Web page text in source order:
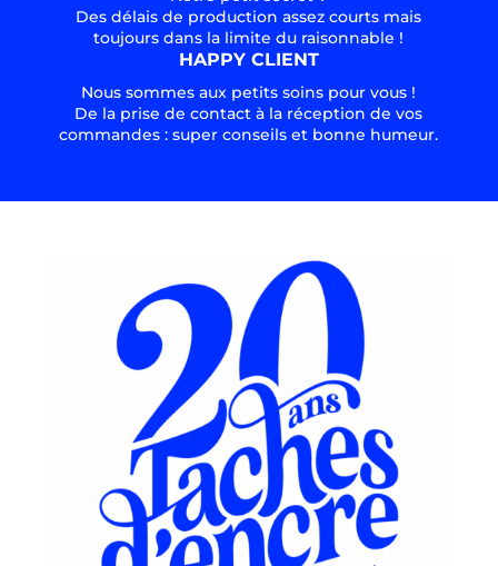
Des délais de production assez courts mais
toujours dans la limite du raisonnable !
HAPPY CLIENT
Nous sommes aux petits soins pour vous !
De la prise de contact à la réception de vos
commandes : super conseils et bonne humeur.